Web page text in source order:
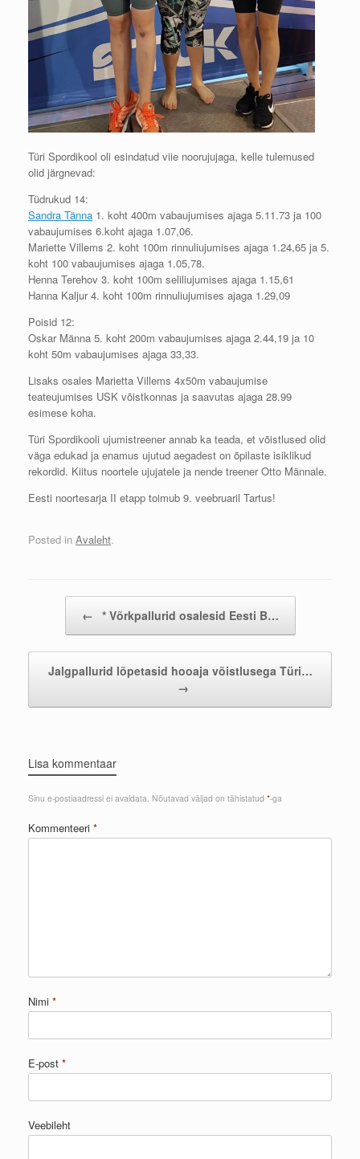
Türi Spordikool oli esindatud viie noorujujaga, kelle tulemused
olid järgnevad:
Tüdrukud 14:
Sandra Tänna 1. koht 400m vabaujumises ajaga 5.11.73 ja 100
vabaujumises 6.koht ajaga 1.07,06.
Mariette Villems 2. koht 100m rinnuliujumises ajaga 1.24,65 ja 5.
koht 100 vabaujumises ajaga 1.05,78.
Henna Terehov 3. koht 100m seliliujumises ajaga 1.15,61
Hanna Kaljur 4. koht 100m rinnuliujumises ajaga 1.29,09
Poisid 12:
Oskar Männa 5. koht 200m vabaujumises ajaga 2.44,19 ja 10
koht 50m vabaujumises ajaga 33,33.
Lisaks osales Marietta Villems 4x50m vabaujumise
teateujumises USK võistkonnas ja saavutas ajaga 28.99
esimese koha.
Türi Spordikooli ujumistreener annab ka teada, et võistlused olid
väga edukad ja enamus ujutud aegadest on õpilaste isiklikud
rekordid. Kiitus noortele ujujatele ja nende treener Otto Männale.
Eesti noortesarja II etapp toimub 9. veebruaril Tartus!
Posted in Avaleht.
← * Võrkpallurid osalesid Eesti B…
Jalgpallurid lõpetasid hooaja võistlusega Türi…
→
Lisa kommentaar
Sinu e-postiaadressi ei avaldata. Nõutavad väljad on tähistatud *-ga
Kommenteeri *
Nimi *
E-post *
Veebileht